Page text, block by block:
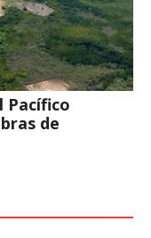
Pacífico
de